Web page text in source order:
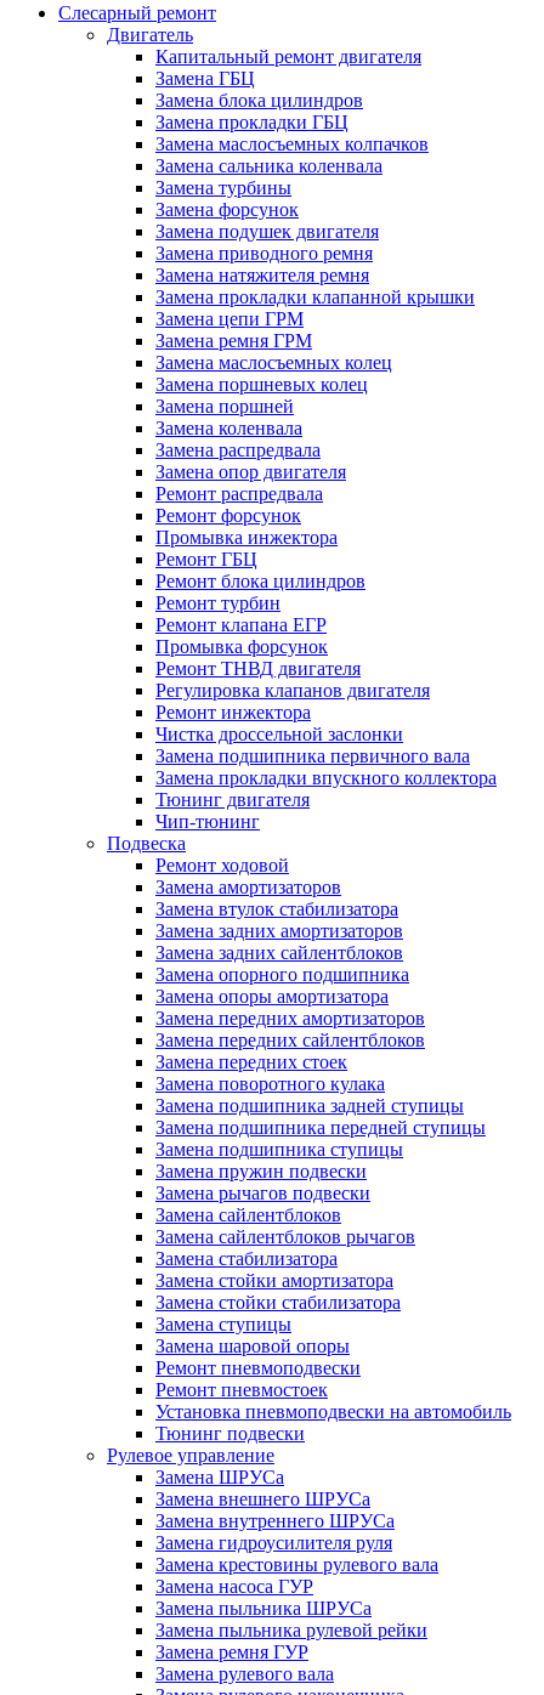
Слесарный ремонт
Двигатель
Капитальный ремонт двигателя
Замена ГБЦ
Замена блока цилиндров
Замена прокладки ГБЦ
Замена маслосъемных колпачков
Замена сальника коленвала
Замена турбины
Замена форсунок
Замена подушек двигателя
Замена приводного ремня
Замена натяжителя ремня
Замена прокладки клапанной крышки
Замена цепи ГРМ
Замена ремня ГРМ
Замена маслосъемных колец
Замена поршневых колец
Замена поршней
Замена коленвала
Замена распредвала
Замена опор двигателя
Ремонт распредвала
Ремонт форсунок
Промывка инжектора
Ремонт ГБЦ
Ремонт блока цилиндров
Ремонт турбин
Ремонт клапана ЕГР
Промывка форсунок
Ремонт ТНВД двигателя
Регулировка клапанов двигателя
Ремонт инжектора
Чистка дроссельной заслонки
Замена подшипника первичного вала
Замена прокладки впускного коллектора
Тюнинг двигателя
Чип-тюнинг
Подвеска
Ремонт ходовой
Замена амортизаторов
Замена втулок стабилизатора
Замена задних амортизаторов
Замена задних сайлентблоков
Замена опорного подшипника
Замена опоры амортизатора
Замена передних амортизаторов
Замена передних сайлентблоков
Замена передних стоек
Замена поворотного кулака
Замена подшипника задней ступицы
Замена подшипника передней ступицы
Замена подшипника ступицы
Замена пружин подвески
Замена рычагов подвески
Замена сайлентблоков
Замена сайлентблоков рычагов
Замена стабилизатора
Замена стойки амортизатора
Замена стойки стабилизатора
Замена ступицы
Замена шаровой опоры
Ремонт пневмоподвески
Ремонт пневмостоек
Установка пневмоподвески на автомобиль
Тюнинг подвески
Рулевое управление
Замена ШРУСа
Замена внешнего ШРУСа
Замена внутреннего ШРУСа
Замена гидроусилителя руля
Замена крестовины рулевого вала
Замена насоса ГУР
Замена пыльника ШРУСа
Замена пыльника рулевой рейки
Замена ремня ГУР
Замена рулевого вала